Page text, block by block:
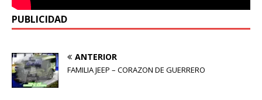
PUBLICIDAD
ANTERIOR
FAMILIA JEEP – CORAZON DE GUERRERO